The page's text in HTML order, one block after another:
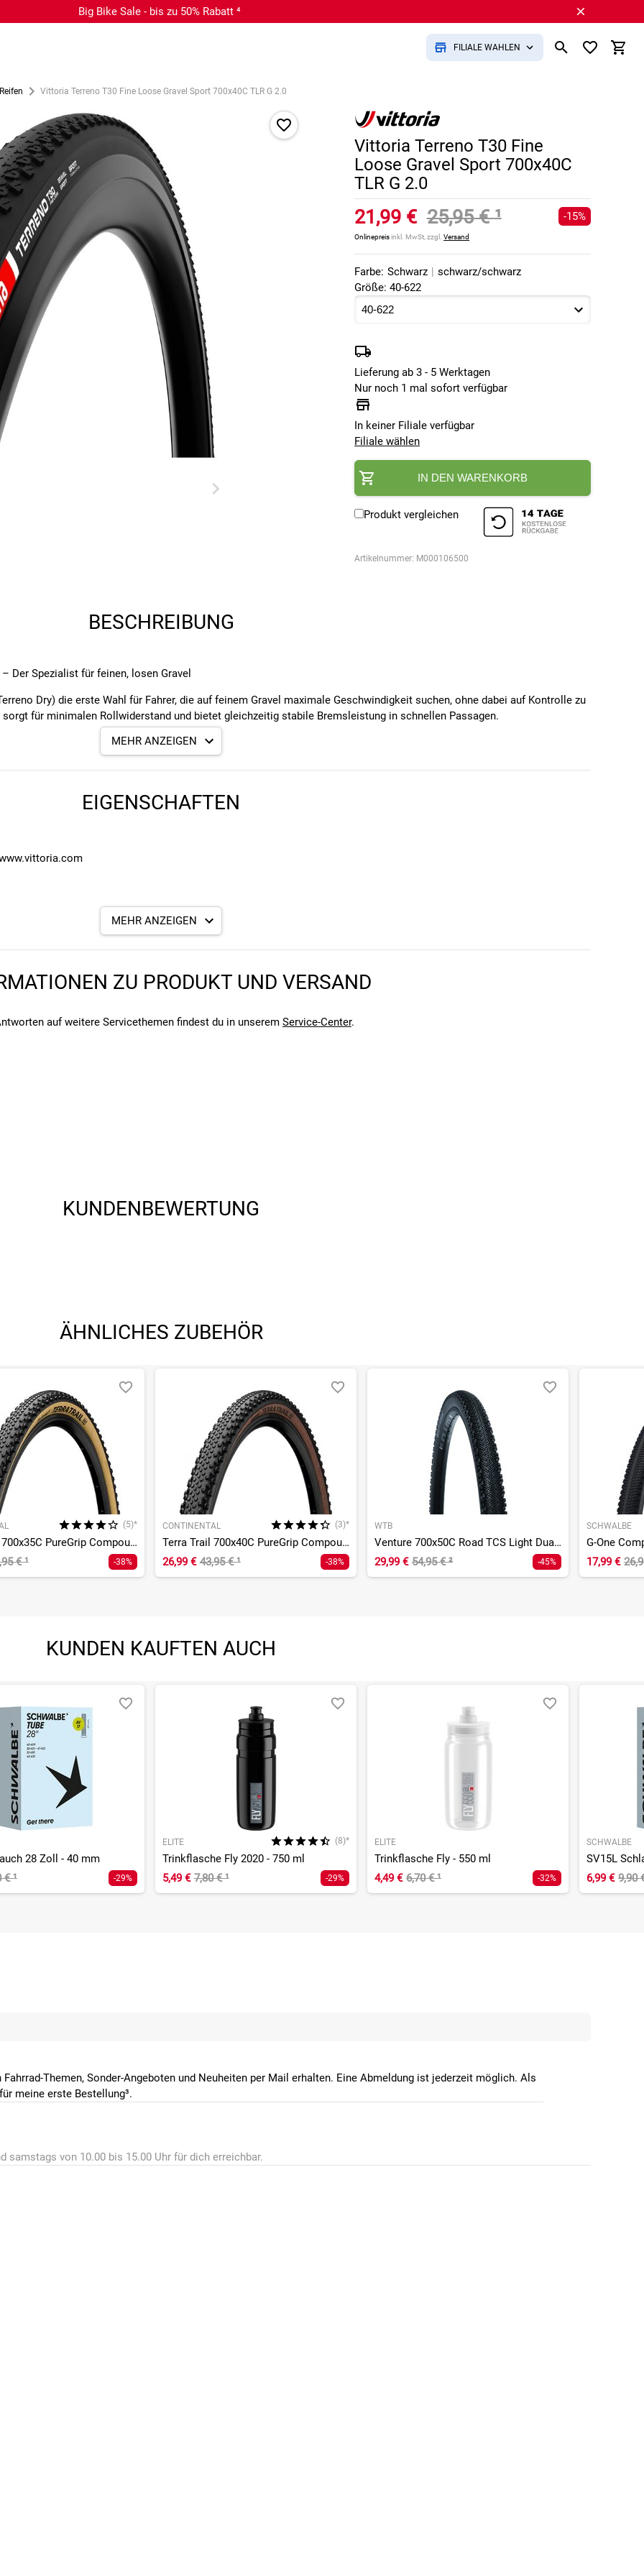
Big Bike Sale - bis zu 50% Rabatt ⁴
FILIALE WÄHLEN
Vittoria Terreno T30 Fine Loose Gravel Sport 700x40C TLR G 2.0
Vittoria Terreno T30 Fine
Loose Gravel Sport 700x40C
TLR G 2.0
21,99 € 25,95 €¹
Onlinepreisinkl. MwSt, zzgl.Versand
-15%
Farbe: Schwarz | schwarz/schwarz
Größe: 40-622
Lieferung ab 3 - 5 Werktagen
Nur noch 1 mal sofort verfügbar
In keiner Filiale verfügbar
Filiale wählen
IN DEN WARENKORB
Produkt vergleichen
Artikelnummer: M000106500
BESCHREIBUNG
Der Spezialist für feinen, losen Gravel
Dry) die erste Wahl für Fahrer, die auf feinem Gravel maximale Geschwindigkeit suchen, ohne dabei auf Kontrolle zu
für minimalen Rollwiderstand und bietet gleichzeitig stabile Bremsleistung in schnellen Passagen.
die lamellierten Schulterstollen präzise und vorhersehbar. Das progressive Rampenprofil ermöglicht einen
Passagen, in denen Kontrolle entscheidend ist.
schlauchkompatibel – perfekt für Gravel-Fahrende, die ein widerstandsfähiges, unkompliziertes Setup suchen.
Passagen
Rampenprofil
Performance
MEHR ANZEIGEN
EIGENSCHAFTEN
und den verbauten Komponenten bei Fahrrädern kommen kann. Einen Fehler gefunden?
MEHR ANZEIGEN
ZU PRODUKT UND VERSAND
auf weitere Servicethemen findest du in unserem Service-Center.
KUNDENBEWERTUNG
ÄHNLICHES ZUBEHÖR
(5)*
Terra Trail 700x35C PureGrip Compound ShieldWall System TLR
€¹ -38%
CONTINENTAL (3)*
Terra Trail 700x40C PureGrip Compound ShieldWall System TLR
26,99 € 43,95 €¹ -38%
WTB
Venture 700x50C Road TCS Light Dual DNA
29,99 € 54,95 €² -45%
SCHWALBE
17,99 €
KUNDEN KAUFTEN AUCH
28 Zoll - 40 mm
€¹ -29%
ELITE (8)*
Trinkflasche Fly 2020 - 750 ml
5,49 € 7,80 €¹ -29%
ELITE
Trinkflasche Fly - 550 ml
4,49 € 6,70 €¹ -32%
SCHWALBE
SV15L
6,99 € 9,90
Themen, Sonder-Angeboten und Neuheiten per Mail erhalten. Eine Abmeldung ist jederzeit möglich. Als
meine erste Bestellung³.
samstags von 10.00 bis 15.00 Uhr für dich erreichbar.